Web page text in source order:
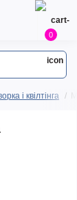
0
і квілтінга